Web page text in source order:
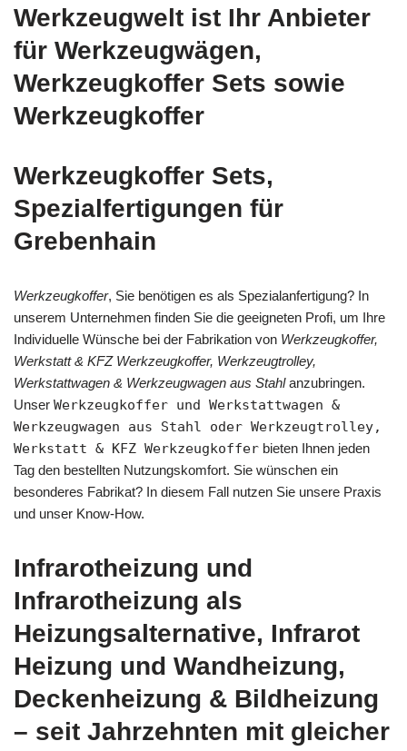
Werkzeugwelt ist Ihr Anbieter
für Werkzeugwägen,
Werkzeugkoffer Sets sowie
Werkzeugkoffer
Werkzeugkoffer Sets,
Spezialfertigungen für
Grebenhain
Werkzeugkoffer, Sie benötigen es als Spezialanfertigung? In
unserem Unternehmen finden Sie die geeigneten Profi, um Ihre
Individuelle Wünsche bei der Fabrikation von Werkzeugkoffer,
Werkstatt & KFZ Werkzeugkoffer, Werkzeugtrolley,
Werkstattwagen & Werkzeugwagen aus Stahlanzubringen.
Unser Werkzeugkoffer und Werkstattwagen &
Werkzeugwagen aus Stahl oder Werkzeugtrolley,
Werkstatt & KFZ Werkzeugkoffer bieten Ihnen jeden
Tag den bestellten Nutzungskomfort. Sie wünschen ein
besonderes Fabrikat? In diesem Fall nutzen Sie unsere Praxis
und unser Know-How.
Infrarotheizung und
Infrarotheizung als
Heizungsalternative, Infrarot
Heizung und Wandheizung,
Deckenheizung & Bildheizung
– seit Jahrzehnten mit gleicher